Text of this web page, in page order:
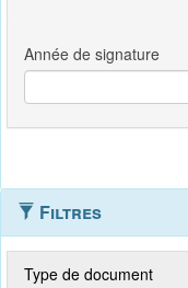
Filtres
Type de document